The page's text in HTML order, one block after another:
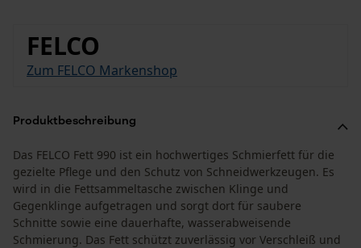
FELCO
Zum FELCO Markenshop
Produktbeschreibung
Das FELCO Fett 990 ist ein hochwertiges Schmierfett für die
gezielte Pflege und den Schutz von Schneidwerkzeugen. Es
wird in die Fettsammeltasche zwischen Klinge und
Gegenklinge aufgetragen und sorgt dort für saubere
Schnitte sowie eine dauerhafte, wasserabweisende
Schmierung. Das Fett schützt zuverlässig vor Verschleiß und